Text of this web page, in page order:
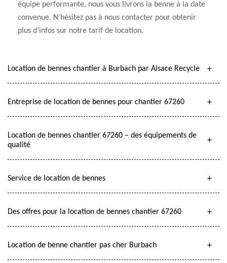
équipe performante, nous vous livrons la benne à la date
convenue. N’hésitez pas à nous contacter pour obtenir
plus d’infos sur notre tarif de location.
Location de bennes chantier à Burbach par Alsace Recycle
Entreprise de location de bennes pour chantier 67260
Location de bennes chantier 67260 – des équipements de
qualité
Service de location de bennes
Des offres pour la location de bennes chantier 67260
Location de benne chantier pas cher Burbach